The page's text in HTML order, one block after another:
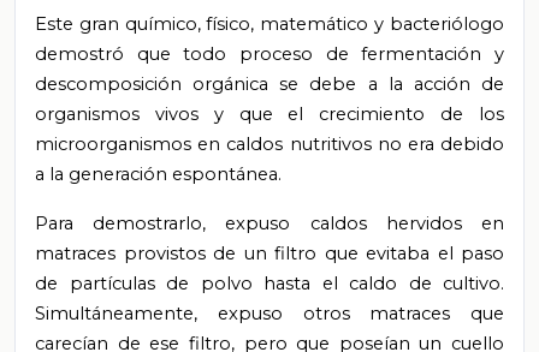
Este gran químico, físico, matemático y bacteriólogo
demostró que todo proceso de fermentación y
descomposición orgánica se debe a la acción de
organismos vivos y que el crecimiento de los
microorganismos en caldos nutritivos no era debido
a la generación espontánea.
Para demostrarlo, expuso caldos hervidos en
matraces provistos de un filtro que evitaba el paso
de partículas de polvo hasta el caldo de cultivo.
Simultáneamente, expuso otros matraces que
carecían de ese filtro, pero que poseían un cuello